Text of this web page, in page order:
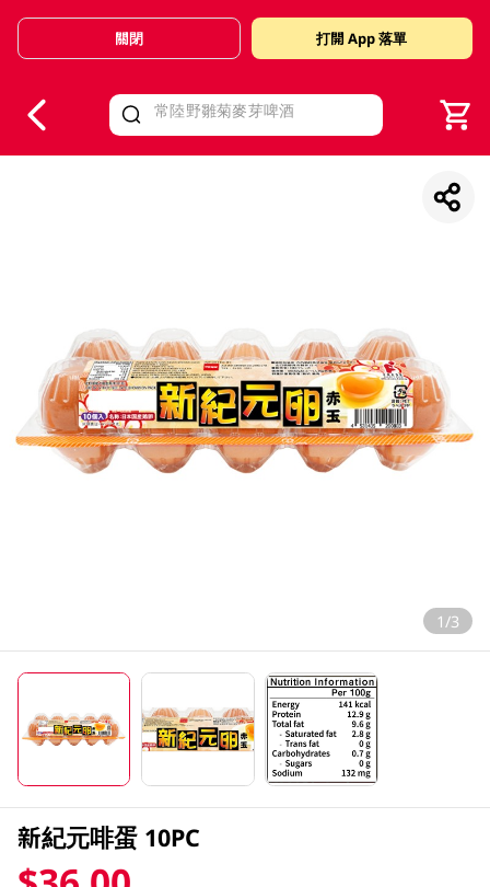
Valid Until 30 June 2026
關閉 打開 App 落單
1/3
新紀元啡蛋 10PC